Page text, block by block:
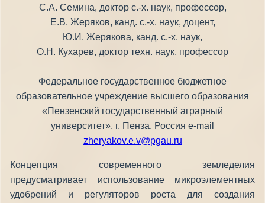
С.А. Семина, доктор с.-х. наук, профессор,
Е.В. Жеряков, канд. с.-х. наук, доцент,
Ю.И. Жерякова, канд. с.-х. наук,
О.Н. Кухарев, доктор техн. наук, профессор
Федеральное государственное бюджетное
образовательное учреждение высшего образования
«Пензенский государственный аграрный
университет», г. Пенза, Россия e-mail
zheryakov.e.v@pgau.ru
Концепция современного земледелия
предусматривает использование микроэлементных
удобрений и регуляторов роста для создания